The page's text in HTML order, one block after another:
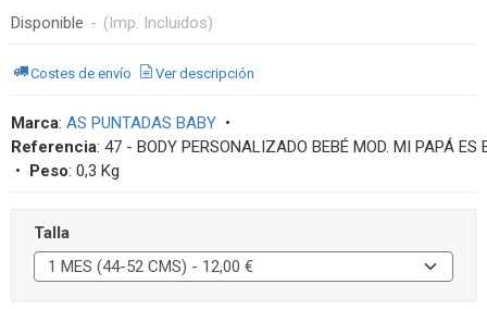
Disponible - (Imp. Incluidos)
Costes de envío Ver descripción
Marca: AS PUNTADAS BABY •
Referencia: 47 - BODY PERSONALIZADO BEBÉ MOD. MI PAPÁ ES
• Peso: 0,3 Kg
Talla